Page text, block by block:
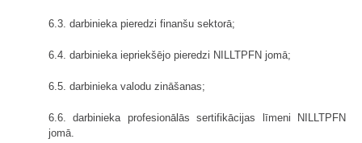
6.3. darbinieka pieredzi finanšu sektorā;
6.4. darbinieka iepriekšējo pieredzi NILLTPFN jomā;
6.5. darbinieka valodu zināšanas;
6.6. darbinieka profesionālās sertifikācijas līmeni NILLTPFN
jomā.